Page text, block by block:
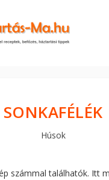
SONKAFÉLÉK
Húsok
számmal találhatók. Itt